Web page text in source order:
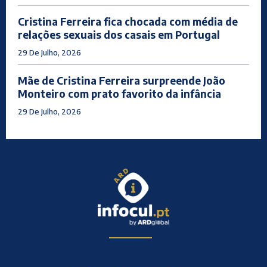
Cristina Ferreira fica chocada com média de
relações sexuais dos casais em Portugal
29 De Julho, 2026
Mãe de Cristina Ferreira surpreende João
Monteiro com prato favorito da infância
29 De Julho, 2026